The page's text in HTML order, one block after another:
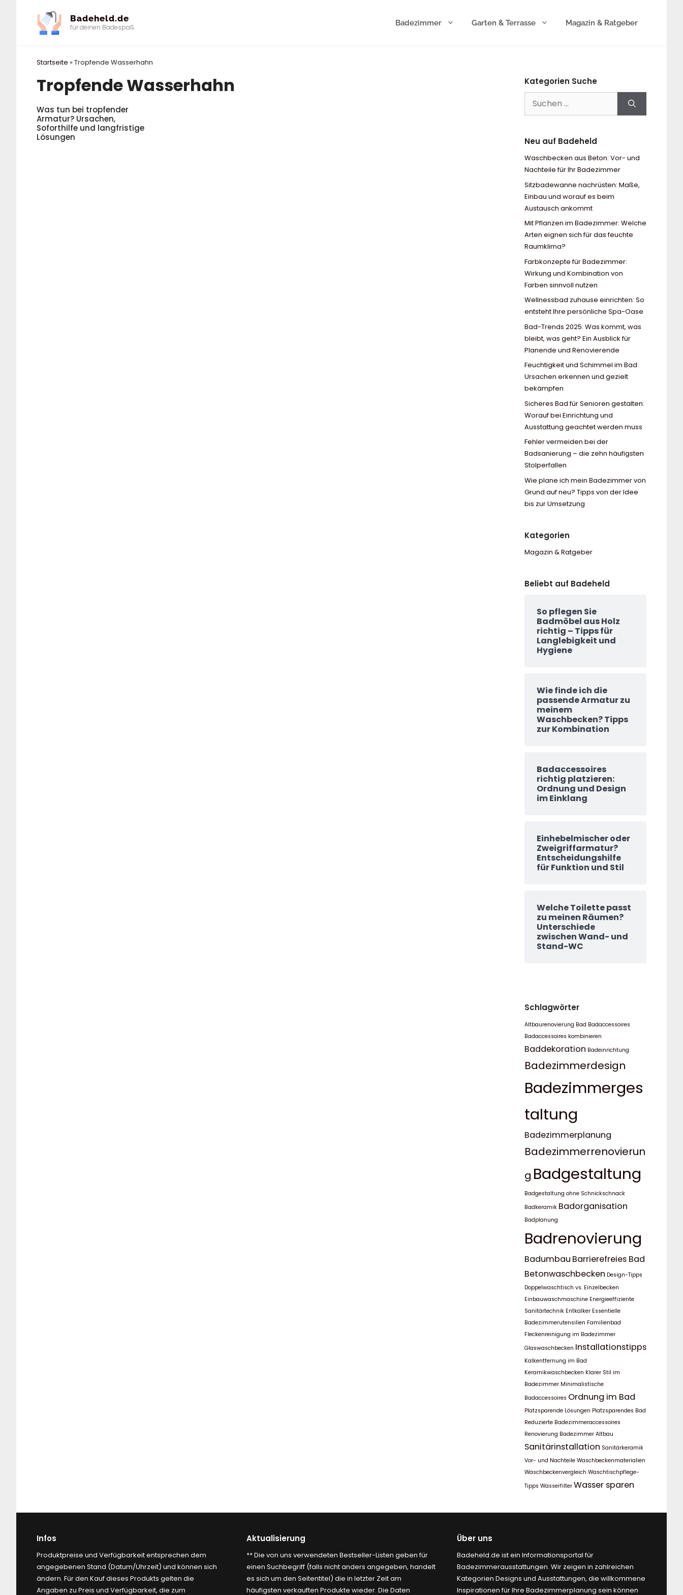
Badeheld.de
für deinen Badespaß Badezimmer Garten & Terrasse Magazin & Ratgeber
Startseite »Tropfende Wasserhahn
Tropfende Wasserhahn
Was tun bei tropfender
Armatur? Ursachen,
Soforthilfe und langfristige
Lösungen
Kategorien Suche
nach:
Neu auf Badeheld
Waschbecken aus Beton: Vor- und
Nachteile für Ihr Badezimmer
Sitzbadewanne nachrüsten: Maße,
Einbau und worauf es beim
Austausch ankommt
Mit Pflanzen im Badezimmer: Welche
Arten eignen sich für das feuchte
Raumklima?
Farbkonzepte für Badezimmer:
Wirkung und Kombination von
Farben sinnvoll nutzen
Wellnessbad zuhause einrichten: So
entsteht Ihre persönliche Spa-Oase
Bad-Trends 2025: Was kommt, was
bleibt, was geht? Ein Ausblick für
Planende und Renovierende
Feuchtigkeit und Schimmel im Bad:
Ursachen erkennen und gezielt
bekämpfen
Sicheres Bad für Senioren gestalten:
Worauf bei Einrichtung und
Ausstattung geachtet werden muss
Fehler vermeiden bei der
Badsanierung – die zehn häufigsten
Stolperfallen
Wie plane ich mein Badezimmer von
Grund auf neu? Tipps von der Idee
bis zur Umsetzung
Kategorien
Magazin & Ratgeber
Beliebt auf Badeheld
So pflegen Sie
Badmöbel aus Holz
richtig – Tipps für
Langlebigkeit und
Hygiene
Wie finde ich die
passende Armatur zu
meinem
Waschbecken? Tipps
zur Kombination
Badaccessoires
richtig platzieren:
Ordnung und Design
im Einklang
Einhebelmischer oder
Zweigriffarmatur?
Entscheidungshilfe
für Funktion und Stil
Welche Toilette passt
zu meinen Räumen?
Unterschiede
zwischen Wand- und
Stand-WC
Schlagwörter
Altbaurenovierung Bad Badaccessoires
Badaccessoires kombinieren
Baddekoration Badeinrichtung
Badezimmerdesign
Badezimmerges
taltung
Badezimmerplanung
Badezimmerrenovierun
g Badgestaltung
Badgestaltung ohne Schnickschnack
Badkeramik Badorganisation
Badplanung
Badrenovierung
Badumbau Barrierefreies Bad
Betonwaschbecken Design-Tipps
Doppelwaschtisch vs. Einzelbecken
Einbauwaschmaschine Energieeffiziente
Sanitärtechnik Entkalker Essentielle
Badezimmerutensilien Familienbad
Fleckenreinigung im Badezimmer
Glaswaschbecken Installationstipps
Kalkentfernung im Bad
Keramikwaschbecken Klarer Stil im
Badezimmer Minimalistische
Badaccessoires Ordnung im Bad
Platzsparende Lösungen Platzsparendes Bad
Reduzierte Badezimmeraccessoires
Renovierung Badezimmer Altbau
Sanitärinstallation Sanitärkeramik
Vor- und Nachteile Waschbeckenmaterialien
Waschbeckenvergleich Waschtischpflege-
Tipps Wasserfilter Wasser sparen
Infos
Produktpreise und Verfügbarkeit entsprechen dem
angegebenen Stand (Datum/Uhrzeit) und können sich
ändern. Für den Kauf dieses Produkts gelten die
Angaben zu Preis und Verfügbarkeit, die zum
Aktualisierung
** Die von uns verwendeten Bestseller-Listen geben für
einen Suchbegriff (falls nicht anders angegeben, handelt
es sich um den Seitentitel) die in letzter Zeit am
häufigsten verkauften Produkte wieder. Die Daten
Über uns
Badeheld.de ist ein Informationsportal für
Badezimmerausstattungen. Wir zeigen in zahlreichen
Kategorien Designs und Ausstattungen, die willkommene
Inspirationen für Ihre Badezimmerplanung sein können